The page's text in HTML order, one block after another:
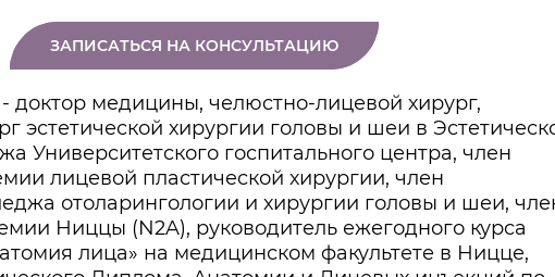
ЗАПИСАТЬСЯ НА КОНСУЛЬТАЦИЮ
доктор медицины, челюстно-лицевой хирург,
эстетической хирургии головы и шеи в
Университетского госпитального центра, член
лицевой пластической хирургии, член
отоларингологии и хирургии головы и шеи,
Ниццы (N2A), руководитель ежегодного курса
лица» на медицинском факультете в Ницце,